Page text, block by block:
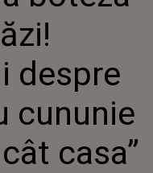
PENTRU
ȘI BOTEZ: „EMOȚII CÂT
despre
cununie
casa”